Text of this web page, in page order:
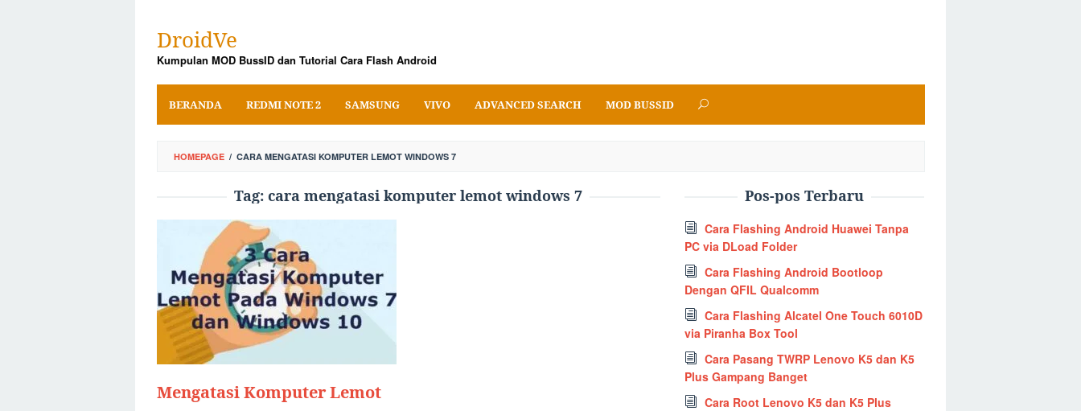
content
DroidVe
Kumpulan MOD BussID dan Tutorial Cara Flash Android
BERANDA REDMI NOTE 2 SAMSUNG VIVO ADVANCED SEARCH MOD BUSSID
HOMEPAGE / CARA MENGATASI KOMPUTER LEMOT WINDOWS 7
Tag:cara mengatasi komputer lemot windows 7
Mengatasi Komputer Lemot
Pos-pos Terbaru
Cara Flashing Android Huawei Tanpa
PC via DLoad Folder
Cara Flashing Android Bootloop
Dengan QFIL Qualcomm
Cara Flashing Alcatel One Touch 6010D
via Piranha Box Tool
Cara Pasang TWRP Lenovo K5 dan K5
Plus Gampang Banget
Cara Root Lenovo K5 dan K5 Plus